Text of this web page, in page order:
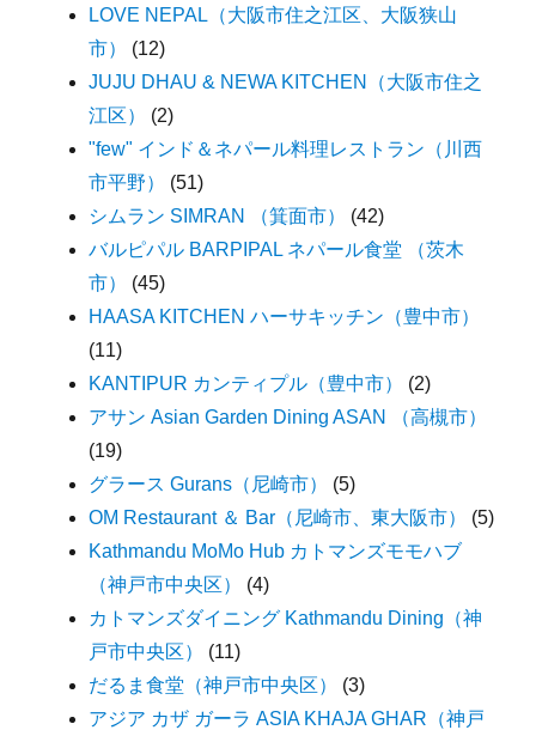
LOVE NEPAL（大阪市住之江区、大阪狭山
市）
(12)
JUJU DHAU & NEWA KITCHEN（大阪市住之
江区）
(2)
"few" インド＆ネパール料理レストラン（川西
市平野）
(51)
シムラン SIMRAN （箕面市）
(42)
バルピパル BARPIPAL ネパール食堂 （茨木
市）
(45)
HAASA KITCHEN ハーサキッチン（豊中市）
(11)
KANTIPUR カンティプル（豊中市）
(2)
アサン Asian Garden Dining ASAN （高槻市）
(19)
グラース Gurans（尼崎市）
(5)
OM Restaurant ＆ Bar（尼崎市、東大阪市）
(5)
Kathmandu MoMo Hub カトマンズモモハブ
（神戸市中央区）
(4)
カトマンズダイニング Kathmandu Dining（神
戸市中央区）
(11)
だるま食堂（神戸市中央区）
(3)
アジア カザ ガーラ ASIA KHAJA GHAR（神戸